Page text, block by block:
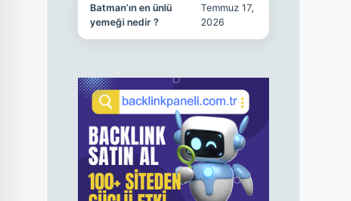
Batman’ın en ünlü
yemeği nedir ?
Temmuz 17,
2026